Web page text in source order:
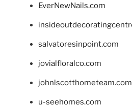
EverNewNails.com
salvatoresinpoint.com
jovialfloralco.com
johnlscotthometeam.com
u-seehomes.com